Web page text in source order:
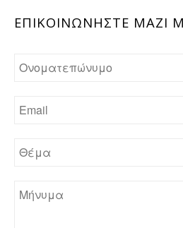
ΕΠΙΚΟΙΝΩΝHΣΤΕ ΜΑΖΙ